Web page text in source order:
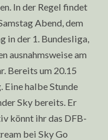
In der Regel findet
Abend, dem
in der 1. Bundesliga,
ausnahmsweise am
Bereits um 20.15
halbe Stunde
Sky bereits. Er
könnt ihr das DFB-
bei Sky Go